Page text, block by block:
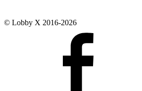
© Lobby X 2016-2026